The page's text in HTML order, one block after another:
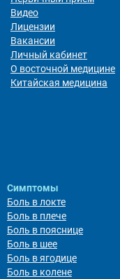
Видео
Лицензии
Вакансии
Личный кабинет
О восточной медицине
Китайская медицина
Симптомы
Боль в локте
Боль в плече
Боль в пояснице
Боль в шее
Боль в ягодице
Боль в колене